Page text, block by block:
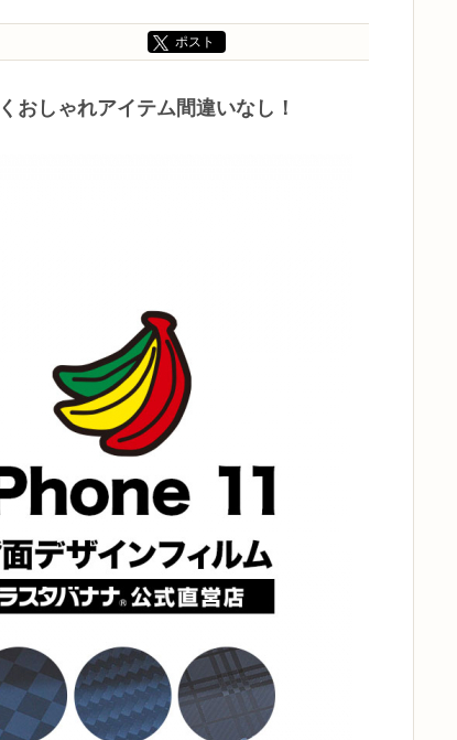
ポスト
おしゃれアイテム間違いなし！